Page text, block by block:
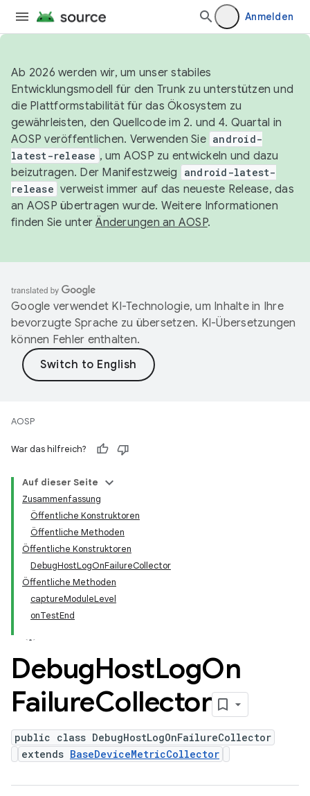
Anmelden
Ab 2026 werden wir, um unser stabiles
Entwicklungsmodell für den Trunk zu unterstützen und
die Plattformstabilität für das Ökosystem zu
gewährleisten, den Quellcode im 2. und 4. Quartal in
AOSP veröffentlichen. Verwenden Sie android-
latest-release , um AOSP zu entwickeln und dazu
beizutragen. Der Manifestzweig
android-latest-
release verweist immer auf das neueste Release, das
an AOSP übertragen wurde. Weitere Informationen
finden Sie unterÄnderungen an AOSP.
Google verwendet KI-Technologie, um Inhalte in Ihre
bevorzugte Sprache zu übersetzen. KI-Übersetzungen
können Fehler enthalten.
AOSP
War das hilfreich?
Auf dieser Seite
Zusammenfassung
Öffentliche Konstruktoren
Öffentliche Methoden
Öffentliche Konstruktoren
DebugHostLogOnFailureCollector
Öffentliche Methoden
captureModuleLevel
onTestEnd
DebugHostLogOn
FailureCollector
public class DebugHostLogOnFailureCollector
extends BaseDeviceMetricCollector